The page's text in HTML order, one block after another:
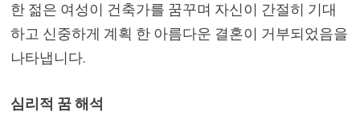
한 젊은 여성이 건축가를 꿈꾸며 자신이 간절히 기대
하고 신중하게 계획 한 아름다운 결혼이 거부되었음을
나타냅니다.
심리적 꿈 해석